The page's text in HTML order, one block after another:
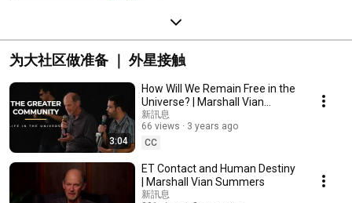
为大社区做准备 ｜ 外星接触
3:04
How Will We Remain Free in the
Universe? | Marshall Vian
Summers
新訊息
66 views
3 years ago
CC
ET Contact and Human Destiny
| Marshall Vian Summers
新訊息